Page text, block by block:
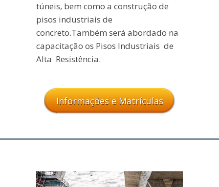
túneis, bem como a construção de
pisos industriais de
concreto.Também será abordado na
capacitação os Pisos Industriais de
Alta Resistência.
Informações e Matrículas